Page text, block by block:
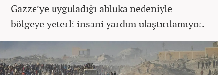
Gazze’ye uyguladığı abluka nedeniyle
bölgeye yeterli insani yardım ulaştırılamıyor.